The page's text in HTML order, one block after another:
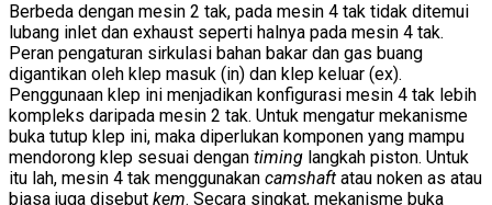
Berbeda dengan mesin 2 tak, pada mesin 4 tak tidak ditemui
lubang inlet dan exhaust seperti halnya pada mesin 4 tak.
Peran pengaturan sirkulasi bahan bakar dan gas buang
digantikan oleh klep masuk (in) dan klep keluar (ex).
Penggunaan klep ini menjadikan konfigurasi mesin 4 tak lebih
kompleks daripada mesin 2 tak. Untuk mengatur mekanisme
buka tutup klep ini, maka diperlukan komponen yang mampu
mendorong klep sesuai dengan timing langkah piston. Untuk
itu lah, mesin 4 tak menggunakan camshaft atau noken as atau
biasa juga disebut kem. Secara singkat, mekanisme buka